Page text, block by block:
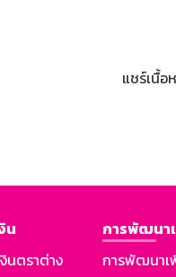
แชร์เนื้อ
น
นตราต่าง
การพัฒนา
การพัฒนาเ